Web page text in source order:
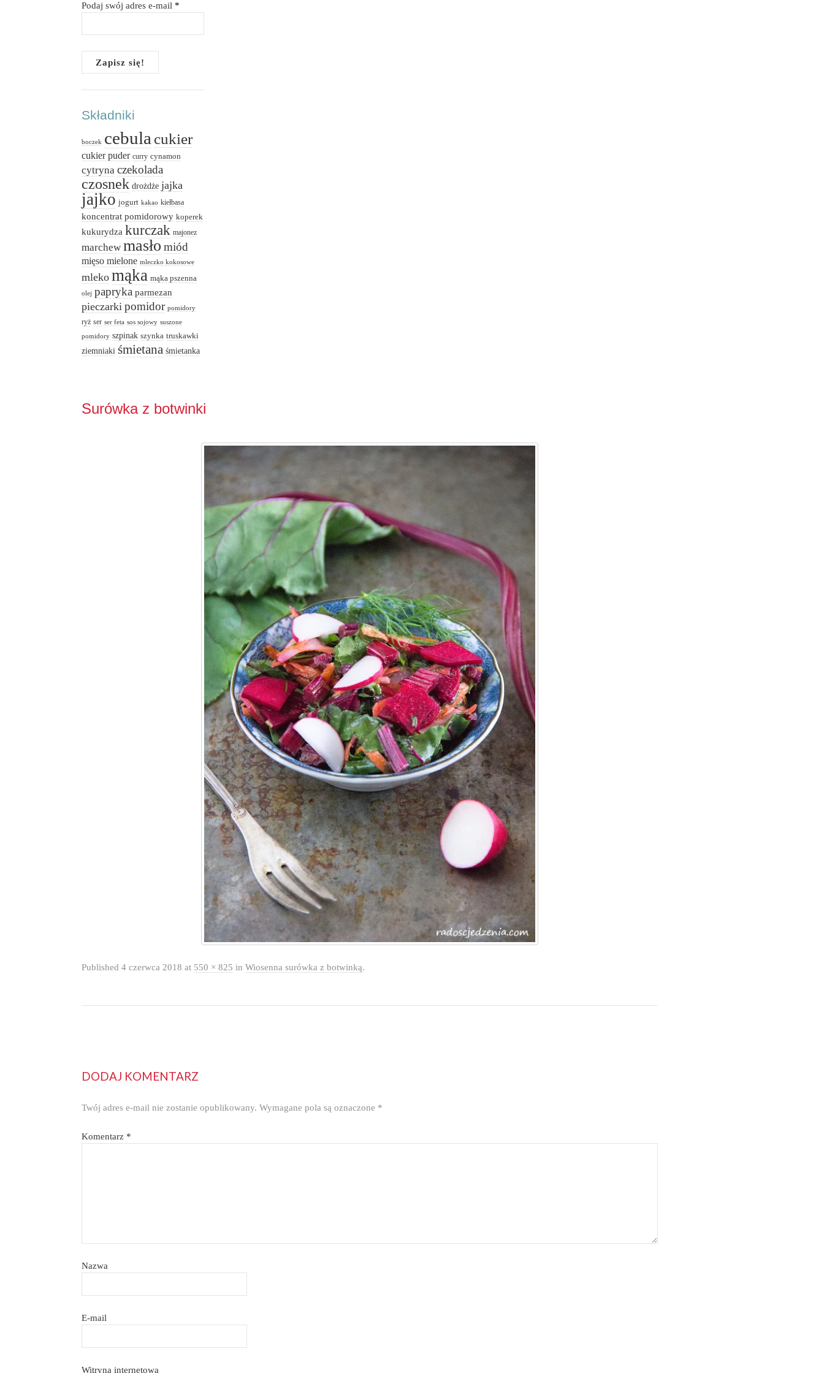
Podaj swój adres e-mail*
Składniki
boczek cebula cukier
cukier puder curry cynamon
cytryna czekolada
czosnek drożdże jajka
jajko jogurt kakao kiełbasa
koncentrat pomidorowy koperek
kukurydza kurczak majonez
marchew masło miód
mięso mielone mleczko kokosowe
mleko mąka mąka pszenna
olej papryka parmezan
pieczarki pomidor pomidory
ryż ser ser feta sos sojowy suszone
pomidory szpinak szynka truskawki
ziemniaki śmietana śmietanka
Surówka z botwinki
Published 4 czerwca 2018 at 550 × 825 inWiosenna surówka z botwinką.
DODAJ KOMENTARZ
Twój adres e-mail nie zostanie opublikowany. Wymagane pola są oznaczone *
Komentarz *
Nazwa
E-mail
Witryna internetowa